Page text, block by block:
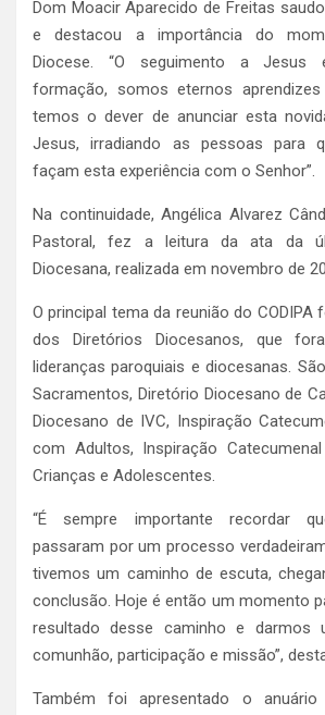
Dom Moacir Aparecido de Freitas
e destacou a importância do
Diocese. “O seguimento a Jesus
formação, somos eternos
temos o dever de anunciar esta
Jesus, irradiando as pessoas para
façam esta experiência com o Senhor”.
Na continuidade, Angélica Alvarez
Pastoral, fez a leitura da ata da
Diocesana, realizada em novembro de
O principal tema da reunião do CODIPA
dos Diretórios Diocesanos, que
lideranças paroquiais e diocesanas.
Sacramentos, Diretório Diocesano de
Diocesano de IVC, Inspiração
com Adultos, Inspiração
Crianças e Adolescentes.
“É sempre importante recordar
passaram por um processo
tivemos um caminho de escuta,
conclusão. Hoje é então um momento
resultado desse caminho e darmos
comunhão, participação e missão”,
Também foi apresentado o anuário